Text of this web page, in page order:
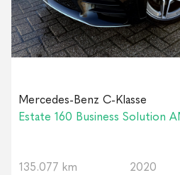
Mercedes-Benz C-Klasse
Estate 160 Business Solution
135.077 km
2020